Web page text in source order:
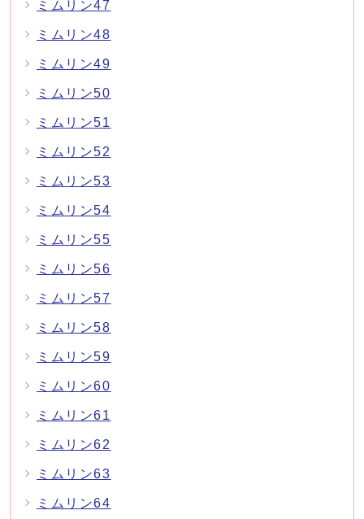
ミムリン47
ミムリン48
ミムリン49
ミムリン50
ミムリン51
ミムリン52
ミムリン53
ミムリン54
ミムリン55
ミムリン56
ミムリン57
ミムリン58
ミムリン59
ミムリン60
ミムリン61
ミムリン62
ミムリン63
ミムリン64